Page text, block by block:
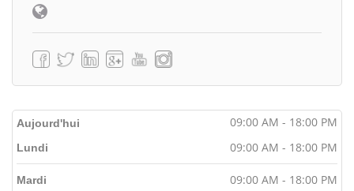
Aujourd'hui 09:00 AM - 18:00 PM
Lundi 09:00 AM - 18:00 PM
Mardi 09:00 AM - 18:00 PM